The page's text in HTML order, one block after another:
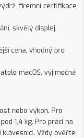
firemní certifikace,
skvělý displej,
cena, vhodný pro
macOS, výjimečná
nebo výkon. Pro
1,4 kg. Pro práci na
Vždy ověřte